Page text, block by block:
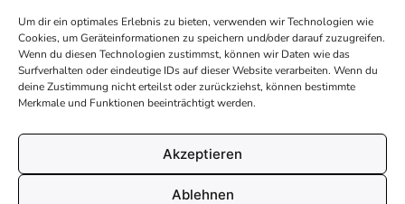
Um dir ein optimales Erlebnis zu bieten, verwenden wir Technologien wie
Cookies, um Geräteinformationen zu speichern und/oder darauf zuzugreifen.
Wenn du diesen Technologien zustimmst, können wir Daten wie das
Surfverhalten oder eindeutige IDs auf dieser Website verarbeiten. Wenn du
deine Zustimmung nicht erteilst oder zurückziehst, können bestimmte
Merkmale und Funktionen beeinträchtigt werden.
Akzeptieren
Ablehnen
Über uns
Kontakt
Inhaltsrichtlinien
Recht & Datenschutz
Impressum
AGB
Cookies